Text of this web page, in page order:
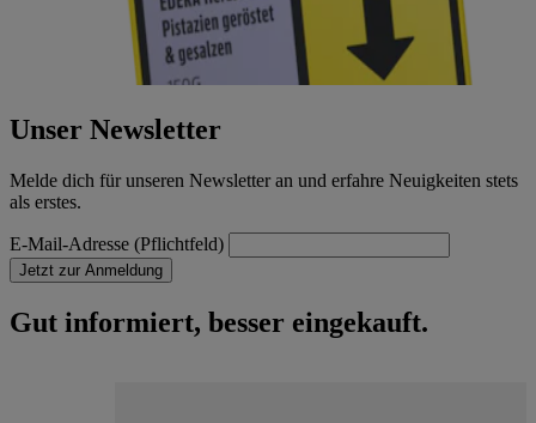
Unser Newsletter
Melde dich für unseren Newsletter an und erfahre Neuigkeiten stets
als erstes.
E-Mail-Adresse (Pflichtfeld)
Jetzt zur Anmeldung
Gut informiert, besser eingekauft.